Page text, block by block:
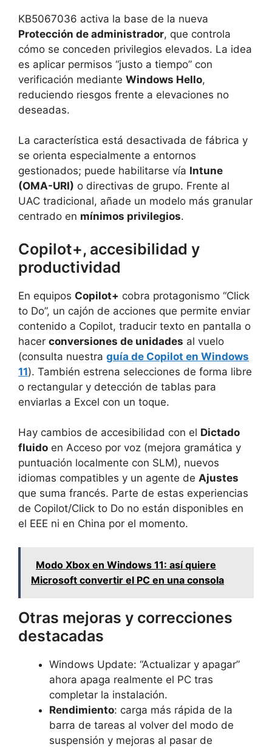
KB5067036 activa la base de la nueva
Protección de administrador, que controla
cómo se conceden privilegios elevados. La idea
es aplicar permisos “justo a tiempo” con
verificación mediante Windows Hello,
reduciendo riesgos frente a elevaciones no
deseadas.
La característica está desactivada de fábrica y
se orienta especialmente a entornos
gestionados; puede habilitarse vía Intune
(OMA-URI) o directivas de grupo. Frente al
UAC tradicional, añade un modelo más granular
centrado en mínimos privilegios.
Copilot+, accesibilidad y
productividad
En equipos Copilot+ cobra protagonismo “Click
to Do”, un cajón de acciones que permite enviar
contenido a Copilot, traducir texto en pantalla o
hacer conversiones de unidades al vuelo
(consulta nuestra guía de Copilot en Windows
11). También estrena selecciones de forma libre
o rectangular y detección de tablas para
enviarlas a Excel con un toque.
Hay cambios de accesibilidad con el Dictado
fluido en Acceso por voz (mejora gramática y
puntuación localmente con SLM), nuevos
idiomas compatibles y un agente de Ajustes
que suma francés. Parte de estas experiencias
de Copilot/Click to Do no están disponibles en
el EEE ni en China por el momento.
Modo Xbox en Windows 11: así quiere
Microsoft convertir el PC en una consola
Otras mejoras y correcciones
destacadas
Windows Update: “Actualizar y apagar”
ahora apaga realmente el PC tras
completar la instalación.
Rendimiento: carga más rápida de la
barra de tareas al volver del modo de
suspensión y mejoras al pasar de